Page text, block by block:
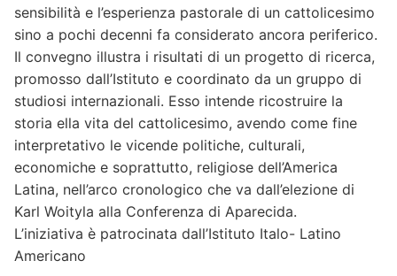
sensibilità e l’esperienza pastorale di un cattolicesimo
sino a pochi decenni fa considerato ancora periferico.
Il convegno illustra i risultati di un progetto di ricerca,
promosso dall’Istituto e coordinato da un gruppo di
studiosi internazionali. Esso intende ricostruire la
storia ella vita del cattolicesimo, avendo come fine
interpretativo le vicende politiche, culturali,
economiche e soprattutto, religiose dell’America
Latina, nell’arco cronologico che va dall’elezione di
Karl Woityla alla Conferenza di Aparecida.
L’iniziativa è patrocinata dall’Istituto Italo- Latino
Americano